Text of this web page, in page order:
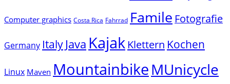
Computer graphics Costa Rica Fahrrad Famile Fotografie
Germany Italy Java Kajak Klettern Kochen
Linux Maven MountainbikeMUnicycle